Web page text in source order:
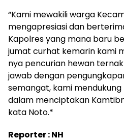
“Kami mewakili warga
mengapresiasi dan
Kapolres yang mana baru
jumat curhat kemarin kami
nya pencurian hewan
jawab dengan
semangat, kami mendukung
dalam menciptakan
kata Noto.*
Reporter : NH